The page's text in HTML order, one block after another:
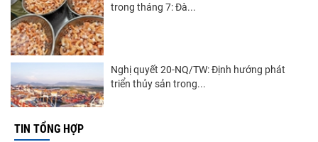
trong tháng 7: Đà...
Nghị quyết 20-NQ/TW: Định hướng phát
triển thủy sản trong...
TIN TỔNG HỢP